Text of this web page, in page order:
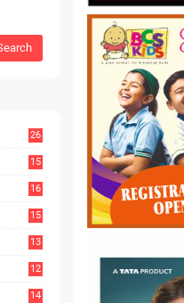
26
15
16
15
13
12
14